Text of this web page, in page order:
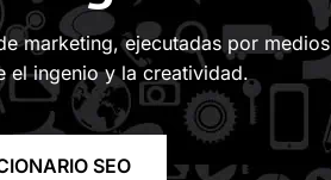
marketing, ejecutadas por
el ingenio y la creatividad.
SEO